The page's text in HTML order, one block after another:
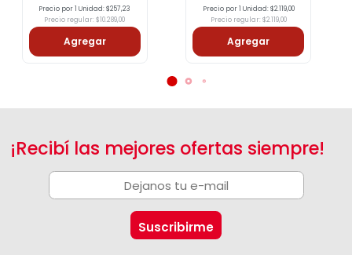
Precio por 1 Unidad: $257,23
Precio regular: $10.289,00
Agregar
Precio por 1 Unidad: $2.119,00
Precio regular: $2.119,00
Agregar
¡Recibí las mejores ofertas siempre!